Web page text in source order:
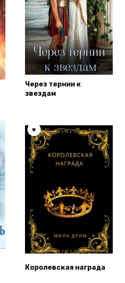
Через тернии к
звездам
Королевская награда